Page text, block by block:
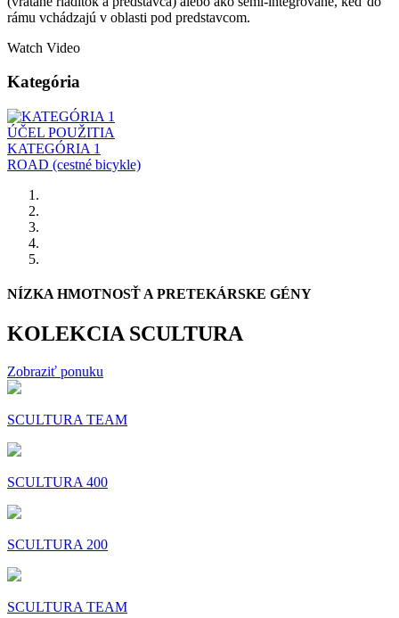
rámu vchádzajú v oblasti pod predstavcom.
Watch Video
Kategória
ÚČEL POUŽITIA
KATEGÓRIA 1
ROAD (cestné bicykle)
NÍZKA HMOTNOSŤ A PRETEKÁRSKE GÉNY
KOLEKCIA SCULTURA
Zobraziť ponuku
SCULTURA TEAM
SCULTURA 400
SCULTURA 200
SCULTURA TEAM